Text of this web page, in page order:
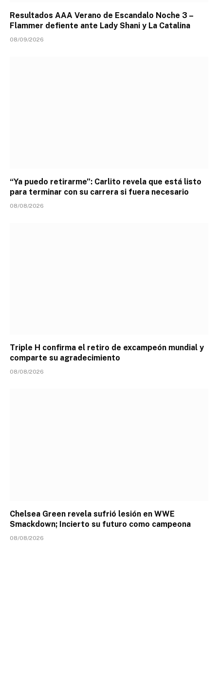
Resultados AAA Verano de Escandalo Noche 3 –
Flammer defiente ante Lady Shani y La Catalina
08/09/2026
“Ya puedo retirarme”: Carlito revela que está listo
para terminar con su carrera si fuera necesario
08/08/2026
Triple H confirma el retiro de excampeón mundial y
comparte su agradecimiento
08/08/2026
Chelsea Green revela sufrió lesión en WWE
Smackdown; Incierto su futuro como campeona
08/08/2026